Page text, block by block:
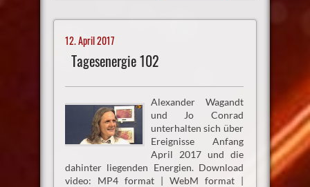
12. April 2017
Tagesenergie 102
Alexander Wagandt
und Jo Conrad
unterhalten sich über
Ereignisse Anfang
April 2017 und die
dahinter liegenden Energien. Download
video: MP4 format | WebM format |